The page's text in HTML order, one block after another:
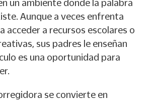
un ambiente donde la palabra
Aunque a veces enfrenta
acceder a recursos escolares o
sus padres le enseñan
es una oportunidad para
se convierte en